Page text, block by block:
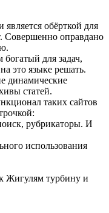
обёрткой для
Совершенно оправдано
для задач,
это языке решать.
динамические
статей.
таких сайтов
рубрикаторы. И
использования
Жигулям турбину и